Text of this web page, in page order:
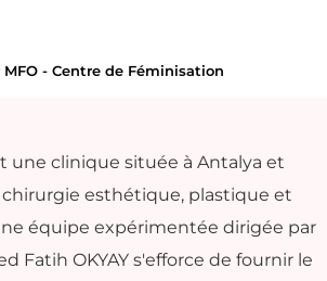
- Centre de Féminisation
une clinique située à Antalya et
chirurgie esthétique, plastique et
équipe expérimentée dirigée par
Fatih OKYAY s'efforce de fournir le